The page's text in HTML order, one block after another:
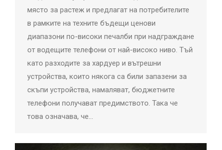
място за растеж и предлагат на потребителите
в рамките на техните бъдещи ценови
диапазони по-високи печалби при надграждане
от водещите телефони от най-високо ниво. Тъй
като разходите за хардуер и вътрешни
устройства, които някога са били запазени за
скъпи устройства, намаляват, бюджетните
телефони получават предимството. Така че
това означава, че…